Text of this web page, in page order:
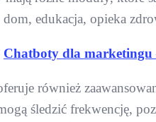
dom, edukacja, opieka
Chatboty dla marketingu
również
śledzić frekwencję,